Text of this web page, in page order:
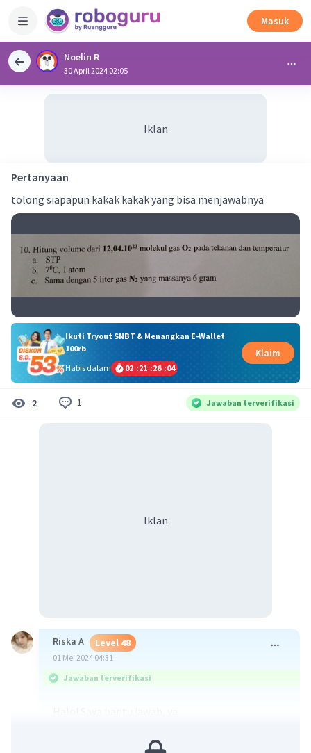
Masuk
Noelin R
30 April 2024 02:05
Iklan
Pertanyaan
tolong siapapun kakak kakak yang bisa menjawabnya
Ikuti Tryout SNBT & Menangkan E-Wallet
100rb
Habis dalam
02 :21 :26 :04
Klaim
2 1 Jawaban terverifikasi
Iklan
Riska A Level 48
01 Mei 2024 04:31
Jawaban terverifikasi